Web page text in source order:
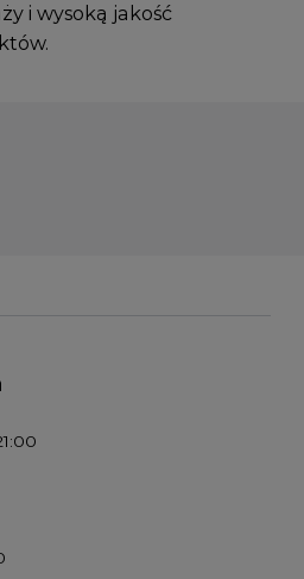
i wysoką jakość